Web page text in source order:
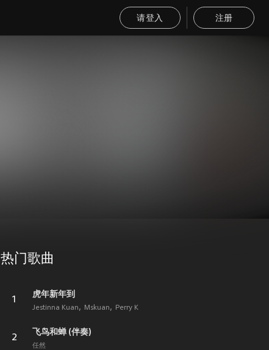
请登入 注册
热门歌曲
1
虎年新年到
Jestinna Kuan Mskuan Perry K
2
飞鸟和蝉 (伴奏)
任然